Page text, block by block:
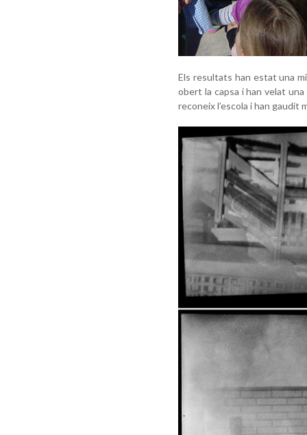
Els resultats han estat una
obert la capsa i han velat
reconeix l’escola i han